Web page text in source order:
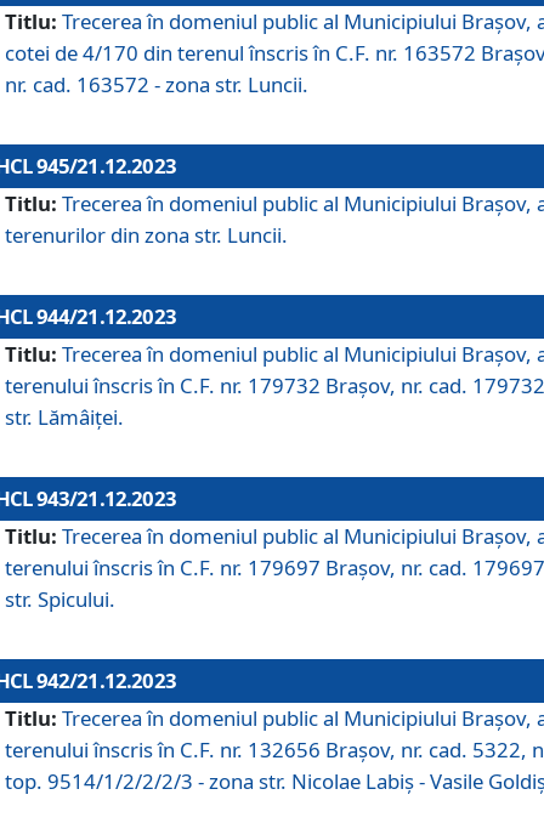
Titlu: Trecerea în domeniul public al Municipiului Braşov,
cotei de 4/170 din terenul înscris în C.F. nr. 163572
nr. cad. 163572 - zona str. Luncii.
945/21.12.2023
Titlu: Trecerea în domeniul public al Municipiului Braşov,
terenurilor din zona str. Luncii.
944/21.12.2023
Titlu: Trecerea în domeniul public al Municipiului Braşov,
terenului înscris în C.F. nr. 179732 Brașov, nr. cad.
str. Lămâiței.
943/21.12.2023
Titlu: Trecerea în domeniul public al Municipiului Braşov,
terenului înscris în C.F. nr. 179697 Brașov, nr. cad.
str. Spicului.
942/21.12.2023
Titlu: Trecerea în domeniul public al Municipiului Braşov,
terenului înscris în C.F. nr. 132656 Brașov, nr. cad. 5322,
top. 9514/1/2/2/2/3 - zona str. Nicolae Labiș - Vasile